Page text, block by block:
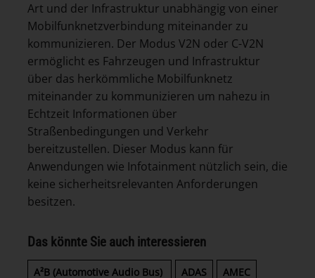
Art und der Infrastruktur unabhängig von einer
Mobilfunknetzverbindung miteinander zu
kommunizieren. Der Modus V2N oder C-V2N
ermöglicht es Fahrzeugen und Infrastruktur
über das herkömmliche Mobilfunknetz
miteinander zu kommunizieren um nahezu in
Echtzeit Informationen über
Straßenbedingungen und Verkehr
bereitzustellen. Dieser Modus kann für
Anwendungen wie Infotainment nützlich sein, die
keine sicherheitsrelevanten Anforderungen
besitzen.
Das könnte Sie auch interessieren
A²B (Automotive Audio Bus) ADAS
AMEC